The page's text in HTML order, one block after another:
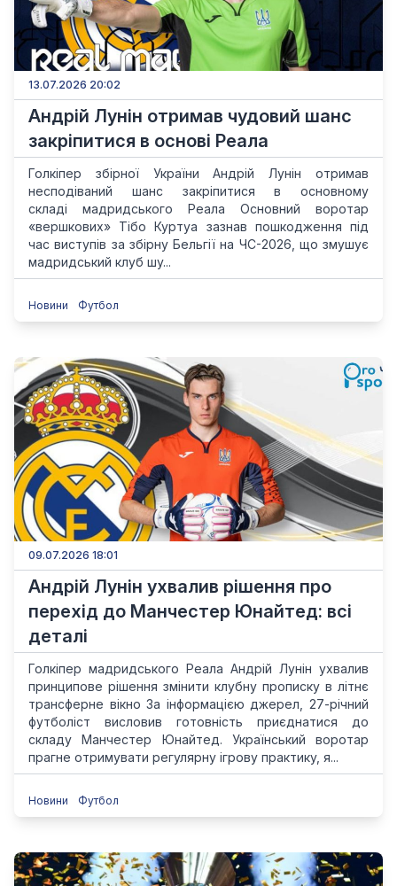
13.07.2026 20:02
Андрій Лунін отримав чудовий шанс
закріпитися в основі Реала
Голкіпер збірної України Андрій Лунін отримав
несподіваний шанс закріпитися в основному
складі мадридського Реала Основний воротар
«вершкових» Тібо Куртуа зазнав пошкодження під
час виступів за збірну Бельгії на ЧС-2026, що змушує
мадридський клуб шу...
Новини Футбол
09.07.2026 18:01
Андрій Лунін ухвалив рішення про
перехід до Манчестер Юнайтед: всі
деталі
Голкіпер мадридського Реала Андрій Лунін ухвалив
принципове рішення змінити клубну прописку в літнє
трансферне вікно За інформацією джерел, 27-річний
футболіст висловив готовність приєднатися до
складу Манчестер Юнайтед. Український воротар
прагне отримувати регулярну ігрову практику, я...
Новини Футбол